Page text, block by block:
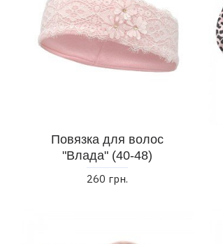
Повязка для волос
"Влада" (40-48)
260 грн.